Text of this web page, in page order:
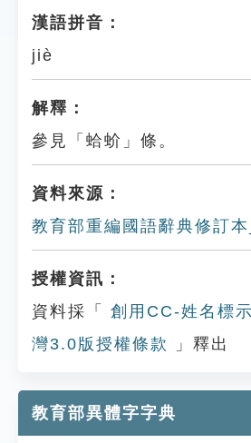
漢語拼音：
jiè
解釋：
參見「蛤蚧」條。
資料來源：
教育部重編國語辭典修訂本
授權資訊：
資料採「
創用CC-姓名標
灣3.0版授權條款
」釋出
教育部異體字字典